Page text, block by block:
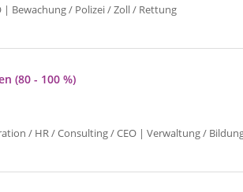
Bewachung / Polizei / Zoll / Rettung
(80 - 100 %)
/ HR / Consulting / CEO | Verwaltung /